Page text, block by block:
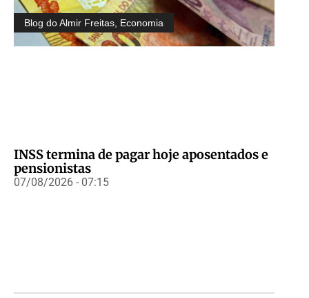
Blog do Almir Freitas Economia
INSS termina de pagar hoje aposentados e
pensionistas
07/08/2026 - 07:15